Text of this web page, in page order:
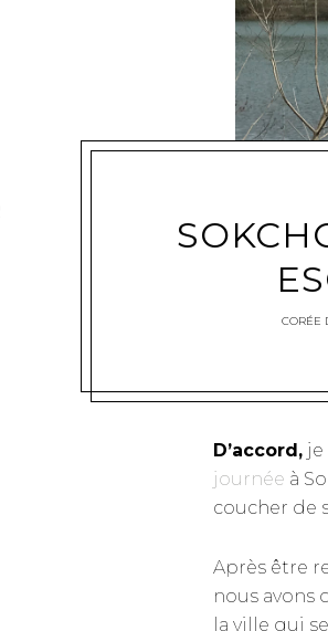
CORÉE
D’accord, je
journée à
coucher de
Après être
nous avons
la ville qui